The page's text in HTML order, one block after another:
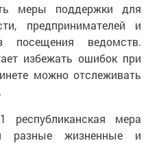
меры поддержки для
предпринимателей и
ведомств.
избежать ошибок при
можно отслеживать
мера
разные жизненные и